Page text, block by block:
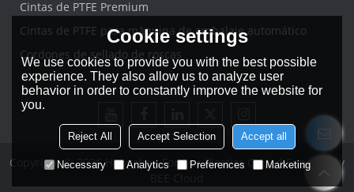
Cintas de PTFE Premium
Cintas de PTFE para máquina de embalaje automático
Cordones de sellado de roscas
Copyright © 2026Hangzhou Forever Plastics Co.,LtdSupport By
Cookie settings
We use cookies to provide you with the best possible
experience. They also allow us to analyze user
behavior in order to constantly improve the website for
you.
Reject All Accept Selection Accept all
Necessary Analytics Preferences Marketing